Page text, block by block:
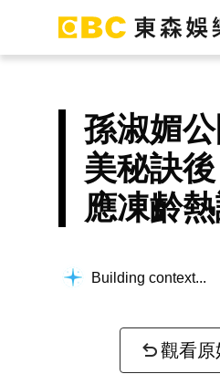
孫淑媚
美秘訣
應凍齡熱
Building context...
觀看原